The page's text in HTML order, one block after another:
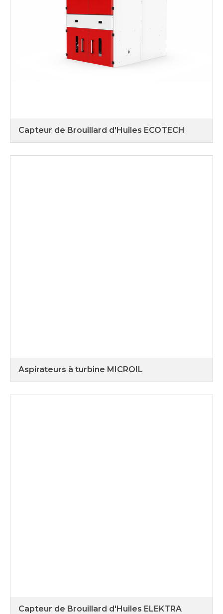
Capteur de Brouillard d'Huiles ECOTECH
Aspirateurs à turbine MICROIL
Capteur de Brouillard d'Huiles ELEKTRA